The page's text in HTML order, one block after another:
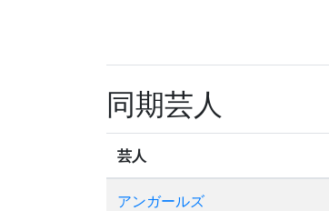
同期芸人
芸人
アンガールズ